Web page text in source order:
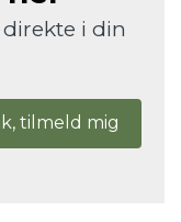
i din
tilmeld mig